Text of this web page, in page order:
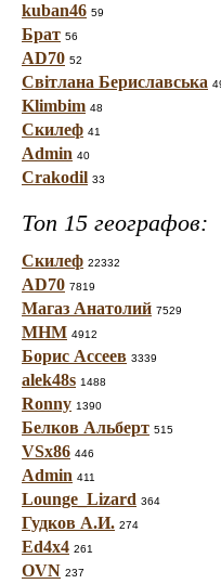
kuban46 59
Брат 56
AD70 52
Світлана Бериславська
Klimbim 48
Скилеф 41
Admin 40
Crakodil 33
Топ 15 географов:
Скилеф 22332
AD70 7819
Магаз Анатолий 7529
МНМ 4912
Борис Ассеев 3339
alek48s 1488
Ronny 1390
Белков Альберт 515
VSx86 446
Admin 411
Lounge_Lizard 364
Гудков А.И. 274
Ed4x4 261
OVN 237